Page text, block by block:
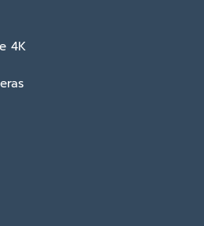
4K